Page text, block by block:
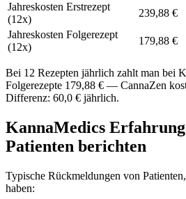
Jahreskosten Erstrezept
(12x)
239,88 €
Jahreskosten Folgerezept
(12x)
179,88 €
Bei 12 Rezepten jährlich zahlt man bei
Folgerezepte 179,88 € — CannaZen
Differenz: 60,0 € jährlich.
KannaMedics
Patienten berichten
Typische Rückmeldungen von
haben: